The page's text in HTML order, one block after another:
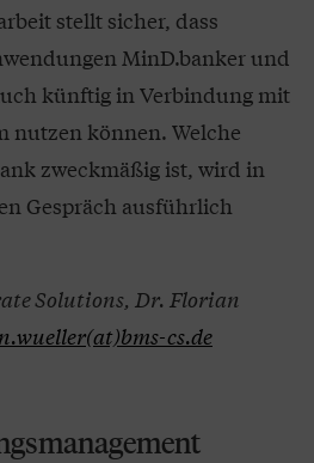
stellt sicher, dass
MinD.banker und
künftig in Verbindung mit
nutzen können. Welche
zweckmäßig ist, wird in
Gespräch ausführlich
Solutions, Dr. Florian
cs.de